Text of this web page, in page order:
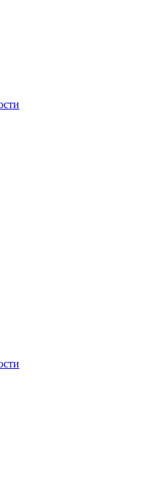
и города, клипы из
из мультиков, детские
и про персонажей